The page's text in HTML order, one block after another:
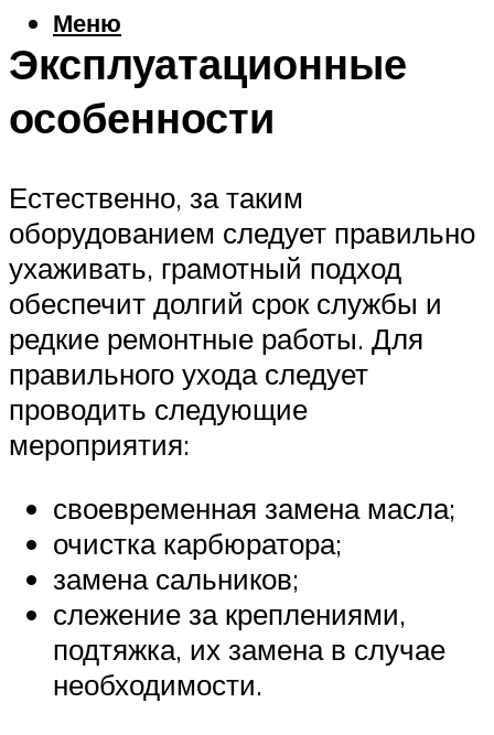
Меню
Эксплуатационные
особенности
Естественно, за таким
оборудованием следует правильно
ухаживать, грамотный подход
обеспечит долгий срок службы и
редкие ремонтные работы. Для
правильного ухода следует
проводить следующие
мероприятия:
своевременная замена масла;
очистка карбюратора;
замена сальников;
слежение за креплениями,
подтяжка, их замена в случае
необходимости.